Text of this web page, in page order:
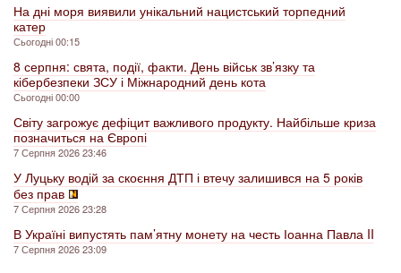
На дні моря виявили унікальний нацистський торпедний
катер
Сьогодні 00:15
8 серпня: свята, події, факти. День військ зв’язку та
кібербезпеки ЗСУ і Міжнародний день кота
Сьогодні 00:00
Світу загрожує дефіцит важливого продукту. Найбільше криза
позначиться на Європі
7 Серпня 2026 23:46
У Луцьку водій за скоєння ДТП і втечу залишився на 5 років
без прав
7 Серпня 2026 23:28
В Україні випустять пам’ятну монету на честь Іоанна Павла II
7 Серпня 2026 23:09